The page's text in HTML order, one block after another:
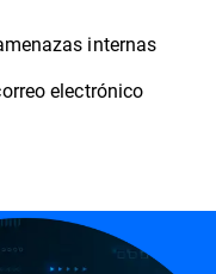
internas
electrónico